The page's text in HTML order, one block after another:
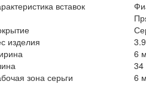
вставок
изделия
6
зона серьги
6